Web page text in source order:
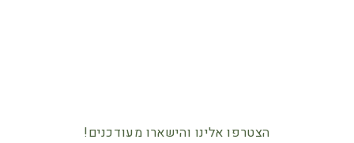
הצטרפו אלינו והישארו מעודכנים!